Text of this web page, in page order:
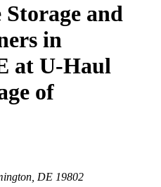
and
in
at U-Haul
of
DE 19802